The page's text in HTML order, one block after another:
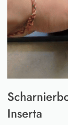
Inserta